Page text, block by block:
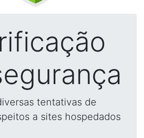
tentativas de
a sites hospedados